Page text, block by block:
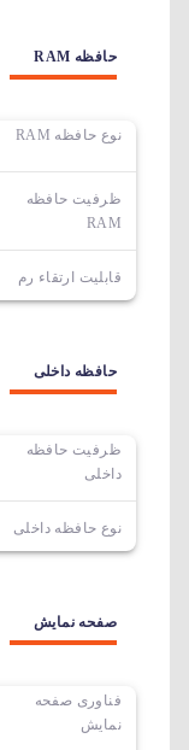
حافظه RAM
نوع حافظه RAM
ظرفیت حافظه
RAM
قابلیت ارتقاء رم
حافظه داخلی
ظرفیت حافظه
داخلی
نوع حافظه داخلی
صفحه نمایش
فناوری صفحه
نمایش